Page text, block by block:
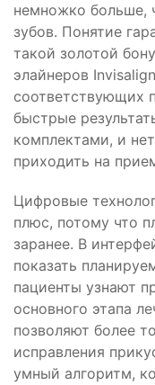
немножко больше,
зубов. Понятие
такой золотой
элайнеров
соответствующих
быстрые
комплектами, и
приходить на
Цифровые
плюс, потому что
заранее. В
показать
пациенты узнают
основного этапа
позволяют более
исправления
умный алгоритм,